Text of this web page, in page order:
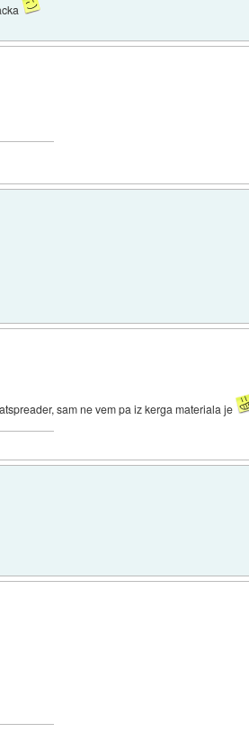
sam ne vem pa iz kerga materiala je